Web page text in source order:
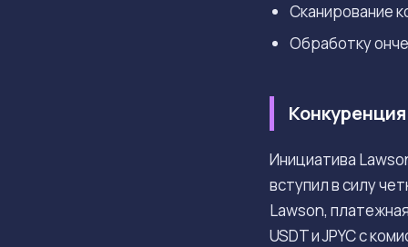
Сканирование
Обработку
Инициатива
вступил в силу
Lawson,
USDT и JPYC с